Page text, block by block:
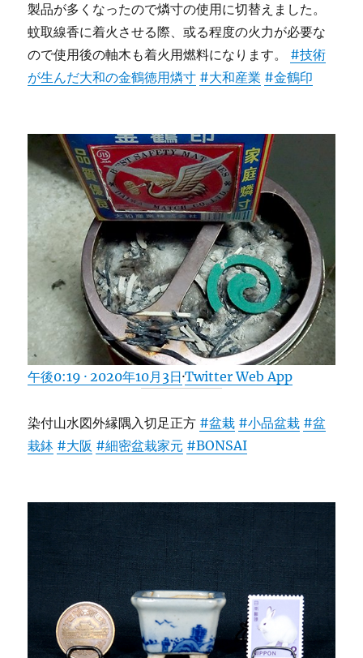
製品が多くなったので燐寸の使用に切替えました。
蚊取線香に着火させる際、或る程度の火力が必要な
ので使用後の軸木も着火用燃料になります。 #技術
が生んだ大和の金鶴徳用燐寸 #大和産業 #金鶴印
午後0:19 · 2020年10月3日·Twitter Web App
染付山水図外縁隅入切足正方 #盆栽 #小品盆栽 #盆
栽鉢 #大阪 #細密盆栽家元 #BONSAI